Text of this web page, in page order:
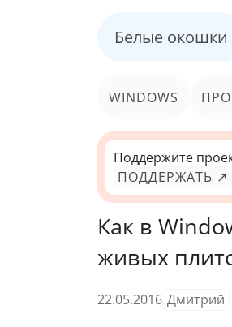
Белые окошки
WINDOWS
Поддержите
ПОДДЕРЖАТЬ ↗
Как в
живых
22.05.2016 Дмитрий